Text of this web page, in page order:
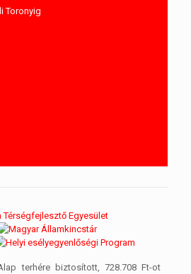
Toronyig
terhére biztosított, 728.708 Ft-ot